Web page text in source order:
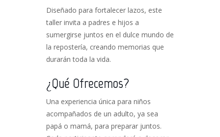
Diseñado para fortalecer lazos, este
taller invita a padres e hijos a
sumergirse juntos en el dulce mundo de
la repostería, creando memorias que
durarán toda la vida.
¿Qué Ofrecemos?
Una experiencia única para niños
acompañados de un adulto, ya sea
papá o mamá, para preparar juntos.